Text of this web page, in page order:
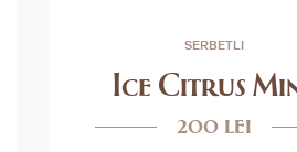
SERBETLI
Ice Citrus
200 lei